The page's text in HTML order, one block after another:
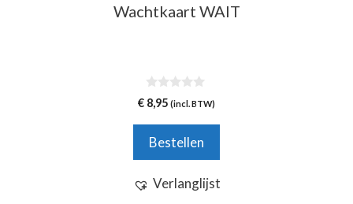
Wachtkaart WAIT
0
v
5
€ 8,95 (incl. BTW)
Bestellen
Verlanglijst